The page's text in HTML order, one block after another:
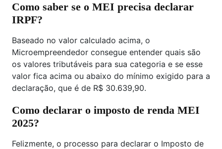
Como saber se o MEI precisa declarar
IRPF?
Baseado no valor calculado acima, o
Microempreendedor consegue entender quais são
os valores tributáveis para sua categoria e se esse
valor fica acima ou abaixo do mínimo exigido para a
declaração, que é de R$ 30.639,90.
Como declarar o imposto de renda MEI
2025?
Felizmente, o processo para declarar o Imposto de